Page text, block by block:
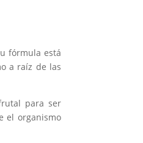
fórmula está
a raíz de las
para ser
el organismo